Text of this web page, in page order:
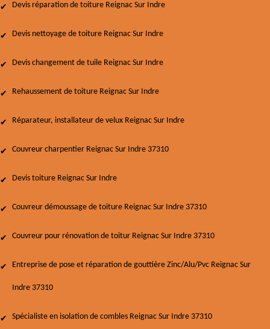
Devis réparation de toiture Reignac Sur Indre
Devis nettoyage de toiture Reignac Sur Indre
Devis changement de tuile Reignac Sur Indre
Rehaussement de toiture Reignac Sur Indre
Réparateur, installateur de velux Reignac Sur Indre
Couvreur charpentier Reignac Sur Indre 37310
Devis toiture Reignac Sur Indre
Couvreur démoussage de toiture Reignac Sur Indre 37310
Couvreur pour rénovation de toitur Reignac Sur Indre 37310
Entreprise de pose et réparation de gouttière Zinc/Alu/Pvc Reignac Sur
Indre 37310
Spécialiste en isolation de combles Reignac Sur Indre 37310